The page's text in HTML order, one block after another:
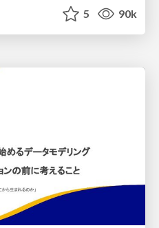
5 90k